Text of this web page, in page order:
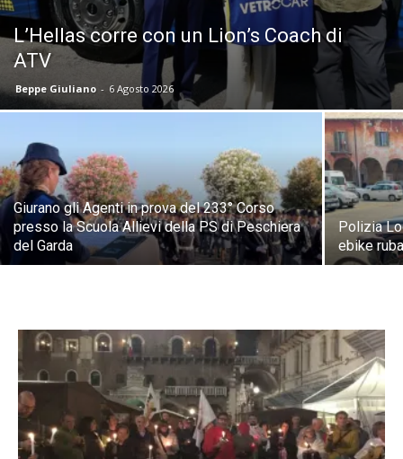
L’Hellas corre con un Lion’s Coach di
ATV
Beppe Giuliano - 6 Agosto 2026
Giurano gli Agenti in prova del 233° Corso
presso la Scuola Allievi della PS di Peschiera
del Garda
Polizia
ebike